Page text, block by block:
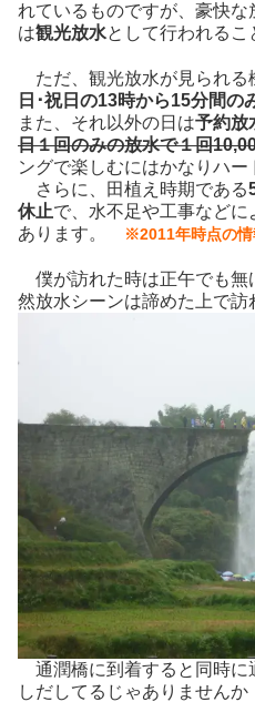
れているものですが、豪快
は観光放水として行われるこ
ただ、観光放水が見られる
日･祝日の13時から15分間の
また、それ以外の日は予約放
日１回のみの放水で１回
ングで楽しむにはかなりハー
さらに、田植え時期である
休止で、水不足や工事など
あります。
※2011年時点の情
僕が訪れた時は正午でも無
然放水シーンは諦めた上で訪
通潤橋に到着すると同時に
しだしてるじゃありません